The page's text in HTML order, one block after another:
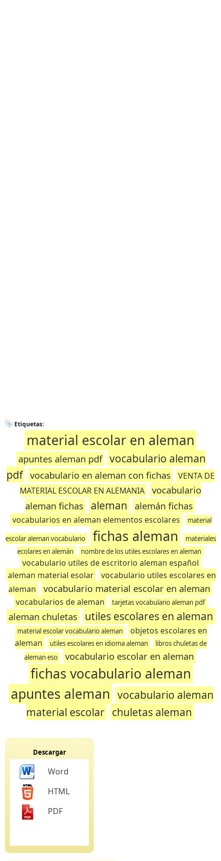
Etiquetas:
material escolar en aleman
apuntes aleman pdf vocabulario aleman
pdf vocabulario en aleman con fichas
VENTA DE
MATERIAL ESCOLAR EN ALEMANIA
vocabulario
aleman fichas
aleman alemán fichas
vocabularios en aleman elementos escolares material
escolar aleman vocabulario fichas aleman
materiales
ecolares en alemán
nombre de los utiles escolares en aleman
vocabulario utiles de escritorio aleman español
aleman material esolar
vocabulario utiles escolares en
aleman
vocabulario material escolar en aleman
vocabularios de aleman tarjetas vocabulario aleman pdf
aleman chuletas utiles escolares en aleman
material escolar vocabulario aleman
objetos escolares en
aleman
utiles escolares en idioma aleman
libros chuletas de
aleman eso
vocabulario escolar en aleman
fichas vocabulario aleman
apuntes aleman vocabulario aleman
material escolar chuletas aleman
Descargar
Word
HTML
PDF